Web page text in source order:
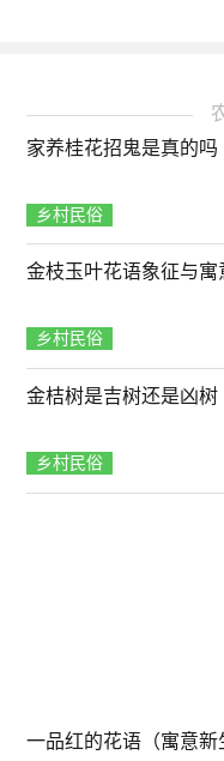
家养桂花招鬼是真的吗
乡村民俗
金枝玉叶花语象征与寓
乡村民俗
金桔树是吉树还是凶树
乡村民俗
一品红的花语（寓意新